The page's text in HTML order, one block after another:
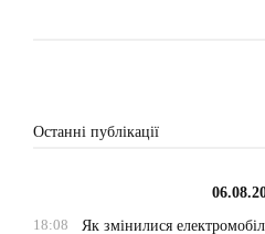
Останні публікації
18:08
Як змінилися